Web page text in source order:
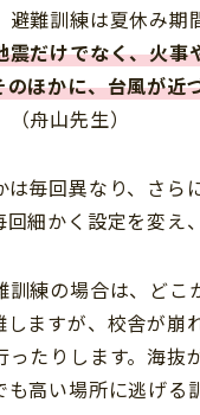
避難訓練は夏休み
震だけでなく、火
ほかに、台風が
（舟山先生）
毎回異なり、さら
細かく設定を変え
訓練の場合は、ど
ますが、校舎が
たりします。海
高い場所に逃げる